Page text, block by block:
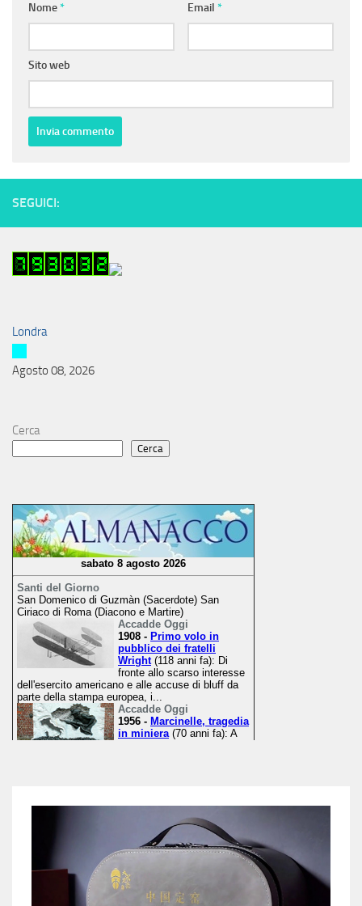
Nome* Email *
Sito web
SEGUICI:
Londra
Agosto 08, 2026
Cerca
Cerca